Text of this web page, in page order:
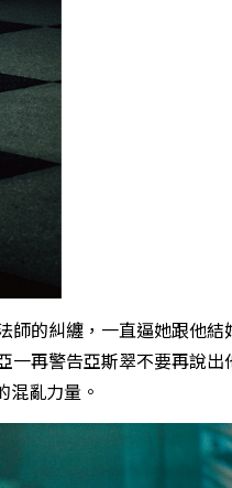
師的糾纏，一直逼她跟他結
再警告亞斯翠不要再說出
亂力量。